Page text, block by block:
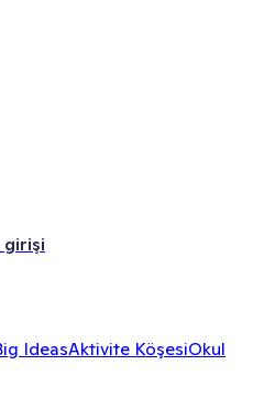
girişi
IdeasAktivite KöşesiOkul